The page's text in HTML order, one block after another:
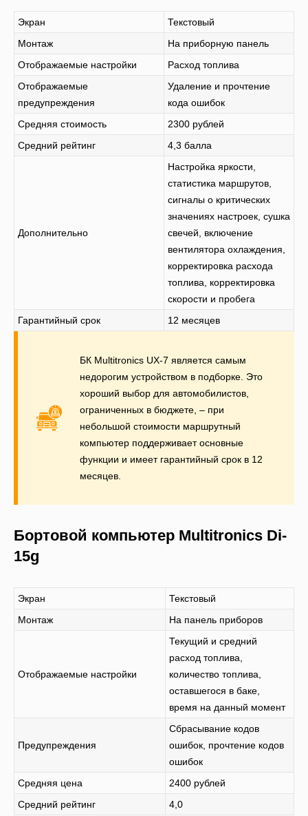
Экран
Текстовый
Монтаж
На приборную панель
Отображаемые настройки
Расход топлива
Отображаемые
предупреждения
Удаление и прочтение
кода ошибок
Средняя стоимость
2300 рублей
Средний рейтинг
4,3 балла
Дополнительно
Настройка яркости,
статистика маршрутов,
сигналы о критических
значениях настроек, сушка
свечей, включение
вентилятора охлаждения,
корректировка расхода
топлива, корректировка
скорости и пробега
Гарантийный срок
12 месяцев
БК Multitronics UX-7 является самым
недорогим устройством в подборке. Это
хороший выбор для автомобилистов,
ограниченных в бюджете, – при
небольшой стоимости маршрутный
компьютер поддерживает основные
функции и имеет гарантийный срок в 12
месяцев.
Бортовой компьютер Multitronics Di-
15g
Экран
Текстовый
Монтаж
На панель приборов
Отображаемые настройки
Текущий и средний
расход топлива,
количество топлива,
оставшегося в баке,
время на данный момент
Предупреждения
Сбрасывание кодов
ошибок, прочтение кодов
ошибок
Средняя цена
2400 рублей
Средний рейтинг
4,0